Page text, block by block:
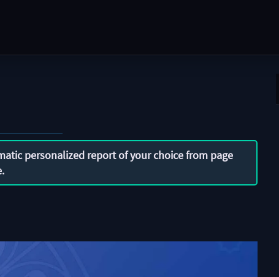
personalized report of your choice from page
.